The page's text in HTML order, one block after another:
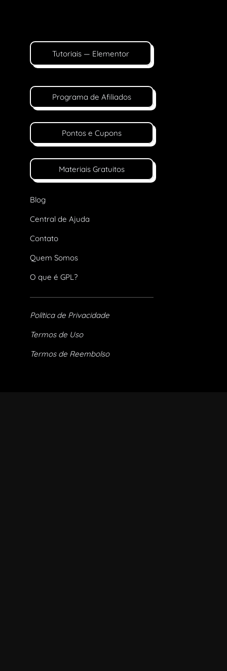
Tutoriais — Elementor
Programa de Afiliados
Pontos e Cupons
Materiais Gratuitos
Blog
Central de Ajuda
Contato
Quem Somos
O que é GPL?
Política de Privacidade
Termos de Uso
Termos de Reembolso